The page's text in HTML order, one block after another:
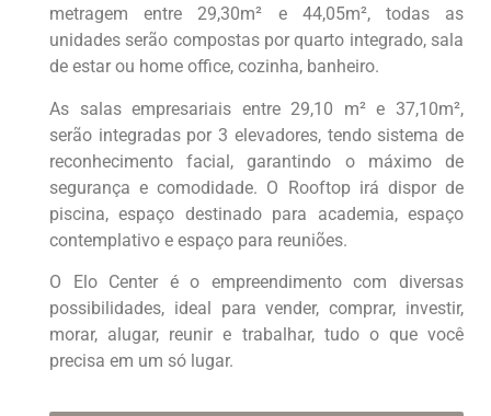
metragem entre 29,30m² e 44,05m², todas as
unidades serão compostas por quarto integrado, sala
de estar ou home office, cozinha, banheiro.
As salas empresariais entre 29,10 m² e 37,10m²,
serão integradas por 3 elevadores, tendo sistema de
reconhecimento facial, garantindo o máximo de
segurança e comodidade. O Rooftop irá dispor de
piscina, espaço destinado para academia, espaço
contemplativo e espaço para reuniões.
O Elo Center é o empreendimento com diversas
possibilidades, ideal para vender, comprar, investir,
morar, alugar, reunir e trabalhar, tudo o que você
precisa em um só lugar.